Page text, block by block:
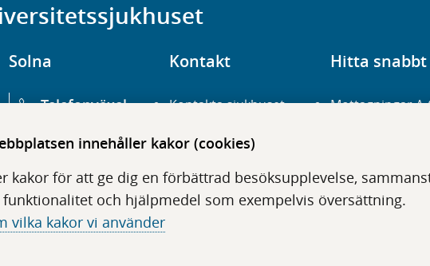
innehåller kakor (cookies)
kakor för att ge dig en förbättrad besöksupplevelse,
och hjälpmedel som exempelvis översättning.
vilka kakor vi använder
Solna
Telefonväxel
Eugeniavägen 3
Kontakt
Kontakta sjukhuset
Hitta hit
Press
Hitta snabbt
Mottagningar A-
Digitala tjänster